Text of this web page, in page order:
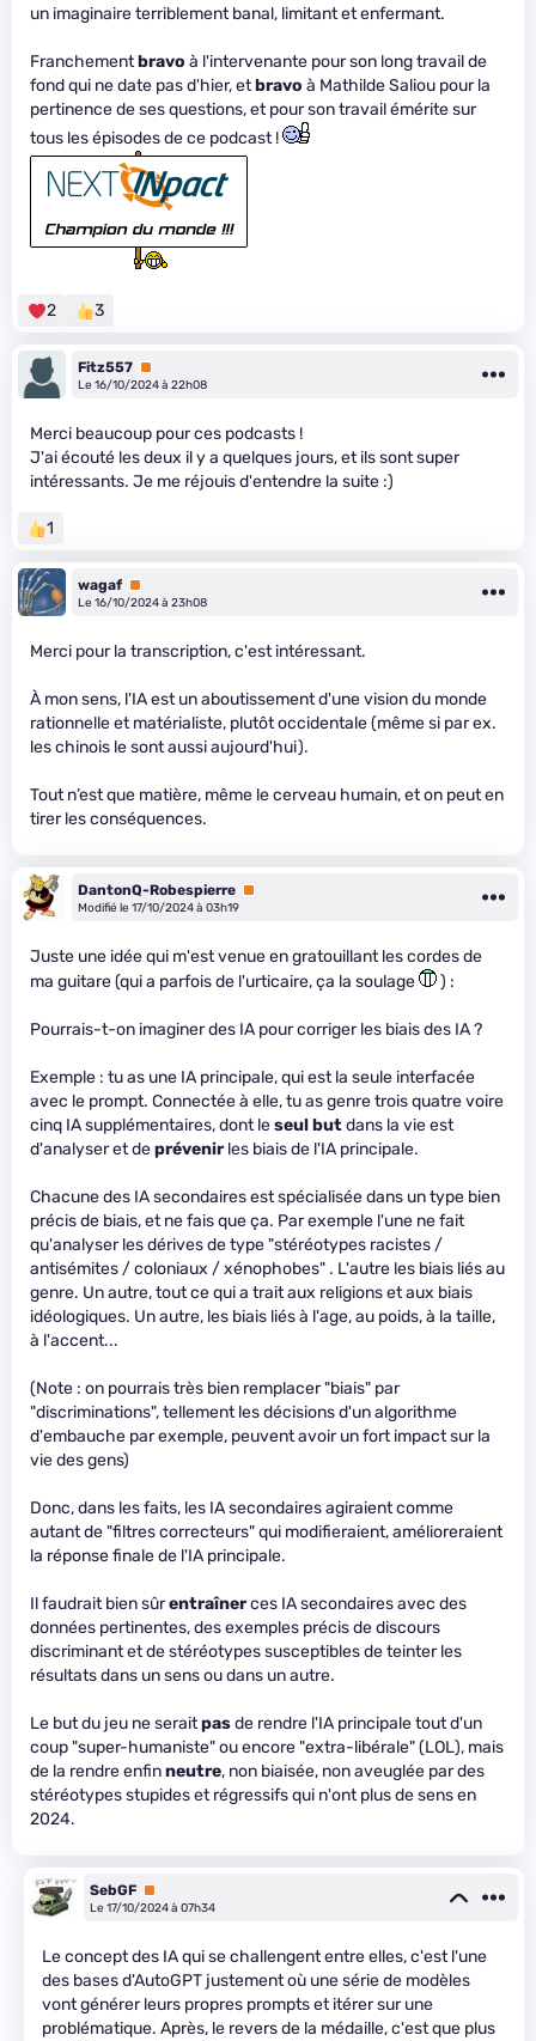
un imaginaire terriblement banal, limitant et enfermant.
Franchementbravo à l'intervenante pour son long travail de
fond qui ne date pas d'hier, etbravo à Mathilde Saliou pour la
pertinence de ses questions, et pour son travail émérite sur
tous les épisodes de ce podcast !
2 3
Fitz557 Premium
Le 16/10/2024 à 22h08
Merci beaucoup pour ces podcasts !
J'ai écouté les deux il y a quelques jours, et ils sont super
intéressants. Je me réjouis d'entendre la suite :)
1
wagaf Premium
Le 16/10/2024 à 23h08
Merci pour la transcription, c'est intéressant.
À mon sens, l'IA est un aboutissement d'une vision du monde
rationnelle et matérialiste, plutôt occidentale (même si par ex.
les chinois le sont aussi aujourd'hui).
Tout n’est que matière, même le cerveau humain, et on peut en
tirer les conséquences.
DantonQ-Robespierre Premium
Modifié le 17/10/2024 à 03h19
Juste une idée qui m'est venue en gratouillant les cordes de
ma guitare (qui a parfois de l'urticaire, ça la soulage
) :
Pourrais-t-on imaginer des IA pour corriger les biais des IA ?
Exemple : tu as une IA principale, qui est la seule interfacée
avec le prompt. Connectée à elle, tu as genre trois quatre voire
cinq IA supplémentaires, dont leseul butdans la vie est
d'analyser et deprévenirles biais de l'IA principale.
Chacune des IA secondaires est spécialisée dans un type bien
précis de biais, et ne fais que ça. Par exemple l'une ne fait
qu'analyser les dérives de type "stéréotypes racistes /
antisémites / coloniaux / xénophobes" . L'autre les biais liés au
genre. Un autre, tout ce qui a trait aux religions et aux biais
idéologiques. Un autre, les biais liés à l'age, au poids, à la taille,
à l'accent...
(Note : on pourrais très bien remplacer "biais" par
"discriminations", tellement les décisions d'un algorithme
d'embauche par exemple, peuvent avoir un fort impact sur la
vie des gens)
Donc, dans les faits, les IA secondaires agiraient comme
autant de "filtres correcteurs" qui modifieraient, amélioreraient
la réponse finale de l'IA principale.
Il faudrait bien sûrentraînerces IA secondaires avec des
données pertinentes, des exemples précis de discours
discriminant et de stéréotypes susceptibles de teinter les
résultats dans un sens ou dans un autre.
Le but du jeu ne seraitpasde rendre l'IA principale tout d'un
coup "super-humaniste" ou encore "extra-libérale" (LOL), mais
de la rendre enfinneutre, non biaisée, non aveuglée par des
stéréotypes stupides et régressifs qui n'ont plus de sens en
2024.
SebGF Premium
Le 17/10/2024 à 07h34
Le concept des IA qui se challengent entre elles, c'est l'une
des bases d'AutoGPT justement où une série de modèles
vont générer leurs propres prompts et itérer sur une
problématique. Après, le revers de la médaille, c'est que plus